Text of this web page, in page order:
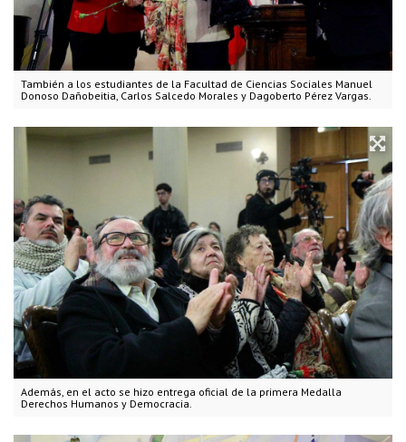
También a los estudiantes de la Facultad de Ciencias Sociales Manuel
Donoso Dañobeitia, Carlos Salcedo Morales y Dagoberto Pérez Vargas.
Además, en el acto se hizo entrega oficial de la primera Medalla
Derechos Humanos y Democracia.